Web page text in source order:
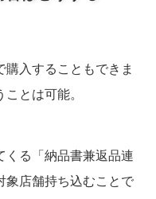
入することもできま
とは可能。
くる「納品書兼返品連
象店舗持ち込むことで